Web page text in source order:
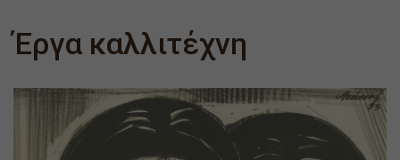
Έργα καλλιτέχνη